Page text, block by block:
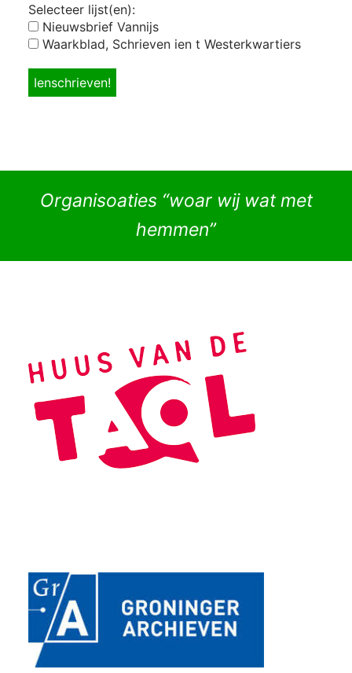
Selecteer lijst(en):
Nieuwsbrief Vannijs
Waarkblad, Schrieven ien t Westerkwartiers
Organisoaties “woar wij wat met
hemmen”